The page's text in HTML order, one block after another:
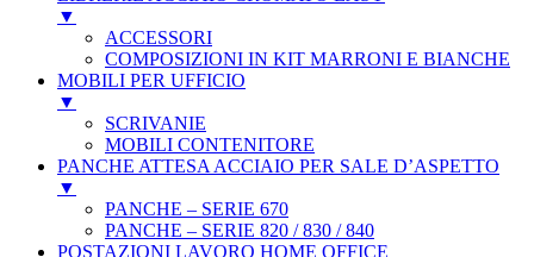
▼
ACCESSORI
COMPOSIZIONI IN KIT MARRONI E BIANCHE
MOBILI PER UFFICIO
▼
SCRIVANIE
MOBILI CONTENITORE
PANCHE ATTESA ACCIAIO PER SALE D’ASPETTO
▼
PANCHE – SERIE 670
PANCHE – SERIE 820 / 830 / 840
POSTAZIONI LAVORO HOME OFFICE